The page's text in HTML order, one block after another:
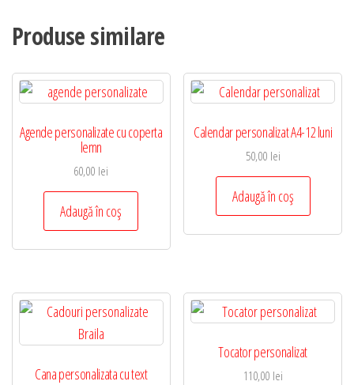
Produse similare
Agende personalizate cu coperta
lemn
60,00 lei
Adaugă în coș
Calendar personalizat A4-12 luni
50,00 lei
Adaugă în coș
Cana personalizata cu text
Tocator personalizat
110,00 lei